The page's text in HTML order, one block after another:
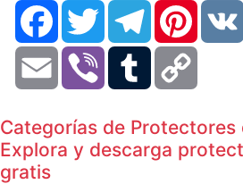
FacebookTwitter Telegram
Email Viber Tumblr
Categorías de Protectores
Explora y descarga
gratis